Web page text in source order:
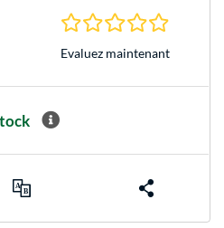
Evaluez maintenant